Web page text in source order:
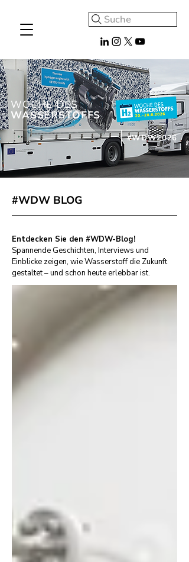
Suche
WOCHE DES
WASSERSTOFFS
#WDW2026
#WDW BLOG
Entdecken Sie den #WDW-Blog!
Spannende Geschichten, Interviews und
Einblicke zeigen, wie Wasserstoff die Zukunft
gestaltet – und schon heute erlebbar ist.​